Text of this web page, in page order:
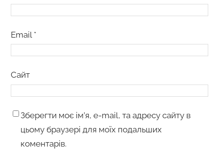
Email *
Сайт
Зберегти моє ім’я, e-mail, та адресу сайту в
цьому браузері для моїх подальших
коментарів.